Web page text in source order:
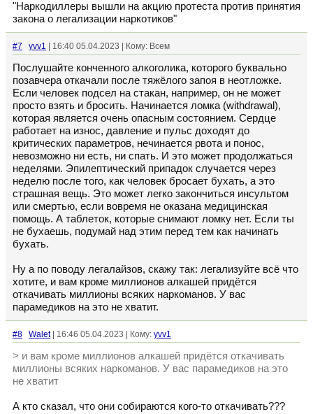
"Наркодиллеры вышли на акцию протеста против принятия
закона о легализации наркотиков"
#7 yvv1 | 16:40 05.04.2023 | Кому: Всем
Послушайте конченного алкоголика, которого буквально
позавчера откачали после тяжёлого запоя в неотложке.
Если человек подсел на стакан, например, он не может
просто взять и бросить. Начинается ломка (withdrawal),
которая является очень опасным состоянием. Сердце
работает на износ, давление и пульс доходят до
критических параметров, нечинается рвота и понос,
невозможно ни есть, ни спать. И это может продолжаться
неделями. Эпилептический припадок случается через
неделю после того, как человек бросает бухать, а это
страшная вещь. Это может легко закончиться инсультом
или смертью, если вовремя не оказана медицинская
помощь. А таблеток, которые снимают ломку нет. Если ты
не бухаешь, подумай над этим перед тем как начинать
бухать.
Ну а по поводу легалайзов, скажу так: легализуйте всё что
хотите, и вам кроме миллионов алкашей придётся
откачивать миллионы всяких наркоманов. У вас
парамедиков на это не хватит.
#8 Walet| 16:46 05.04.2023 | Кому: yvv1
> и вам кроме миллионов алкашей придётся откачивать
миллионы всяких наркоманов. У вас парамедиков на это
не хватит
А кто сказал, что они собираются кого-то откачивать???